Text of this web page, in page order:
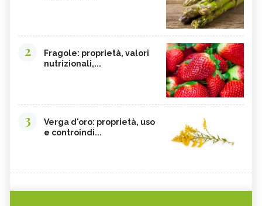
2
Fragole: proprietà, valori
nutrizionali,...
3
Verga d'oro: proprietà, uso
e controindi...